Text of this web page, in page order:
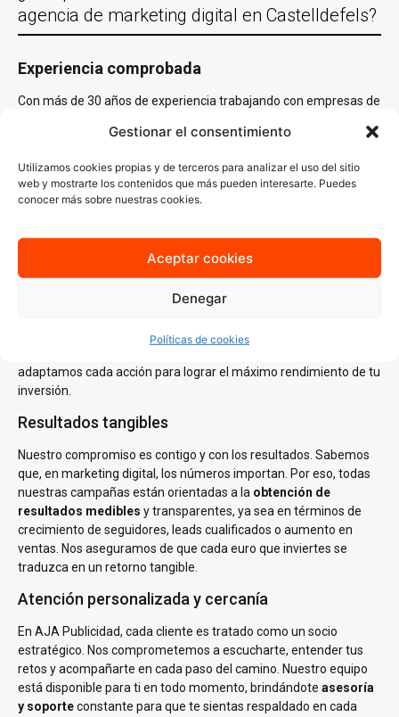
Gestionar el consentimiento
Utilizamos cookies propias y de terceros para analizar el uso del sitio
web y mostrarte los contenidos que más pueden interesarte. Puedes
conocer más sobre nuestras cookies.
Aceptar cookies
Denegar
Políticas de cookies
agencia de marketing digital en Castelldefels?
Experiencia comprobada
Con más de 30 años de experiencia trabajando con empresas de
de especialistas en distintas áreas delmarketing digital
sector. Nuestro conocimiento del mercado local es clave para
generar estrategias que no solo lleguen a tu audiencia ideal, sino
Estrategias personalizadas
En AJA Publicidad, no creemos en las soluciones de talla única.
Cada estrategia que diseñamos se basa en un
específicos. Desde la creación de contenido atractivo hasta
adaptamos cada acción para lograr el máximo rendimiento de tu
inversión.
Resultados tangibles
Nuestro compromiso es contigo y con los resultados. Sabemos
que, en marketing digital, los números importan. Por eso, todas
nuestras campañas están orientadas a la obtención de
resultados medibles y transparentes, ya sea en términos de
crecimiento de seguidores, leads cualificados o aumento en
ventas. Nos aseguramos de que cada euro que inviertes se
traduzca en un retorno tangible.
Atención personalizada y cercanía
En AJA Publicidad, cada cliente es tratado como un socio
estratégico. Nos comprometemos a escucharte, entender tus
retos y acompañarte en cada paso del camino. Nuestro equipo
está disponible para ti en todo momento, brindándote asesoría
y soporteconstante para que te sientas respaldado en cada